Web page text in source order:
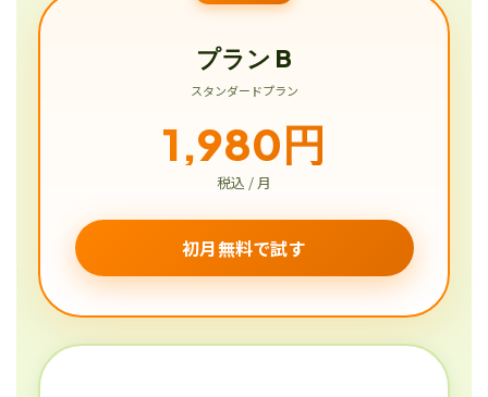
プラン B
スタンダードプラン
1,980円
税込 / 月
初月無料で試す